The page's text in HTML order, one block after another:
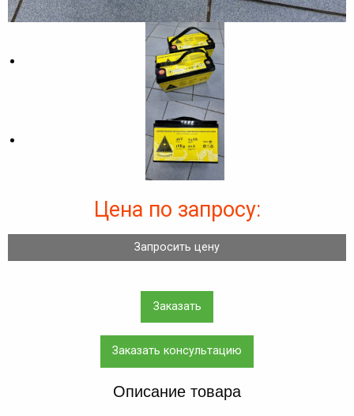
Цена по запросу:
Запросить цену
Заказать
Заказать консультацию
Описание товара